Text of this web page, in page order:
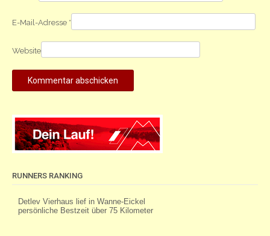
E-Mail-Adresse *
Website
RUNNERS RANKING